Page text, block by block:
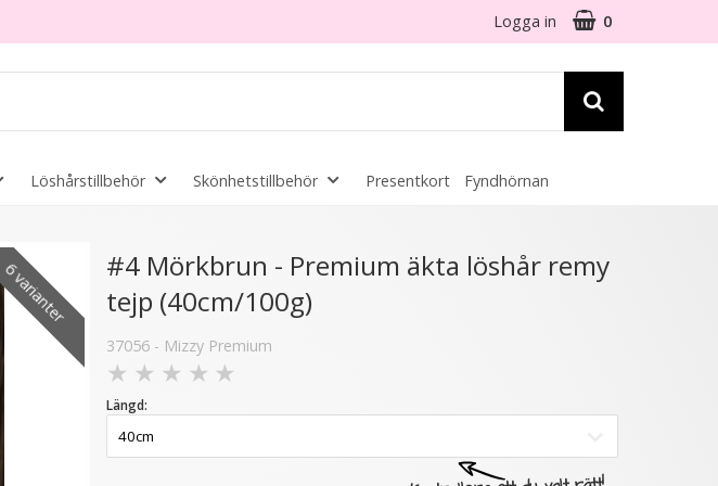
Logga in 0
Löshårstillbehör Skönhetstillbehör Presentkort Fyndhörnan
6 varianter
#4 Mörkbrun - Premium äkta löshår remy
tejp (40cm/100g)
37056 - Mizzy Premium
★ ★ ★ ★ ★
Längd: